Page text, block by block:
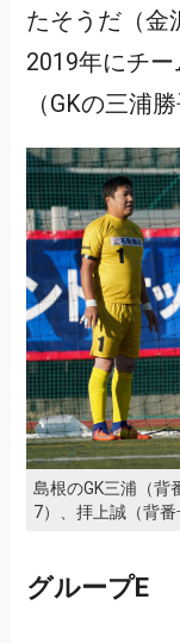
たそうだ（金
2019年にチ
（GKの三浦
島根のGK三浦（背
7）、拝上誠（背
グループE